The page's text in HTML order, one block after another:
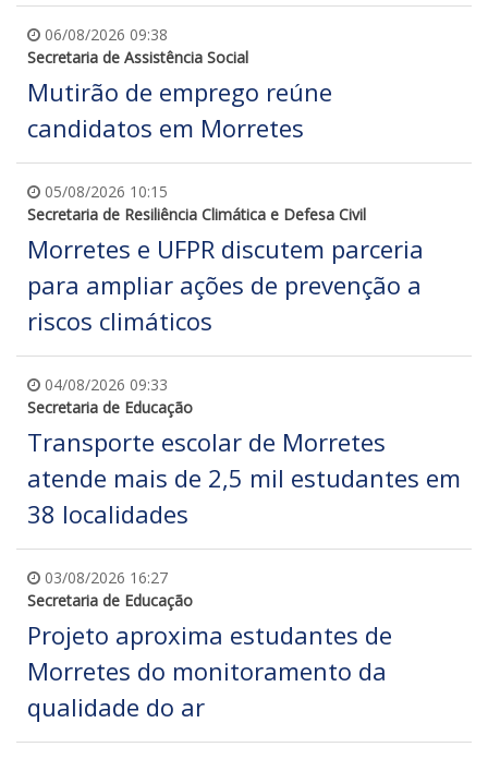
06/08/2026 09:38
Secretaria de Assistência Social
Mutirão de emprego reúne
candidatos em Morretes
05/08/2026 10:15
Secretaria de Resiliência Climática e Defesa Civil
Morretes e UFPR discutem parceria
para ampliar ações de prevenção a
riscos climáticos
04/08/2026 09:33
Secretaria de Educação
Transporte escolar de Morretes
atende mais de 2,5 mil estudantes em
38 localidades
03/08/2026 16:27
Secretaria de Educação
Projeto aproxima estudantes de
Morretes do monitoramento da
qualidade do ar